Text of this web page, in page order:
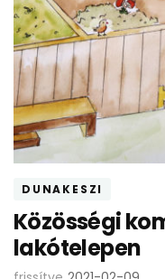
DUNAKESZI
Közösségi
lakótelepen